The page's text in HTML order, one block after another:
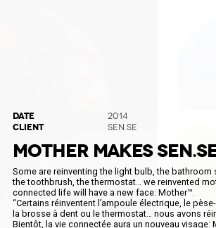
DATE 2014
CLIENT SEN.SE
MOTHER MAKES
Some are reinventing the light bulb, the bathroom
the toothbrush, the thermostat… we reinvented
connected life will have a new face: Mother™.
“Certains réinventent l’ampoule électrique, le
la brosse à dent ou le thermostat… nous avons
Bientôt, la vie connectée aura un nouveau visage: